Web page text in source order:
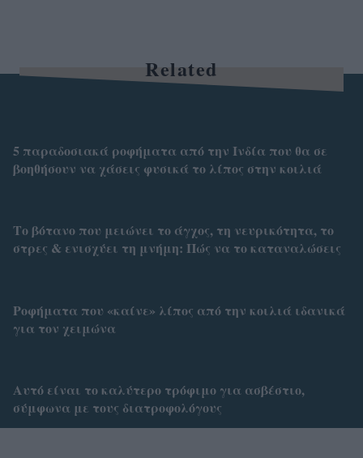
Related
5 παραδοσιακά ροφήματα από την Ινδία που θα σε
βοηθήσουν να χάσεις φυσικά το λίπος στην κοιλιά
Το βότανο που μειώνει το άγχος, τη νευρικότητα, το
στρες & ενισχύει τη μνήμη: Πώς να το καταναλώσεις
Ροφήματα που «καίνε» λίπος από την κοιλιά ιδανικά
για τον χειμώνα
Αυτό είναι το καλύτερο τρόφιμο για ασβέστιο,
σύμφωνα με τους διατροφολόγους